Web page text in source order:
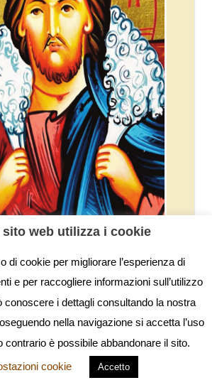
sito web utilizza i cookie
di cookie per migliorare l’esperienza di
e per raccogliere informazioni sull’utilizzo
conoscere i dettagli consultando la nostra
nella navigazione si accetta l’uso
contrario è possibile abbandonare il sito.
cookie
Accetto